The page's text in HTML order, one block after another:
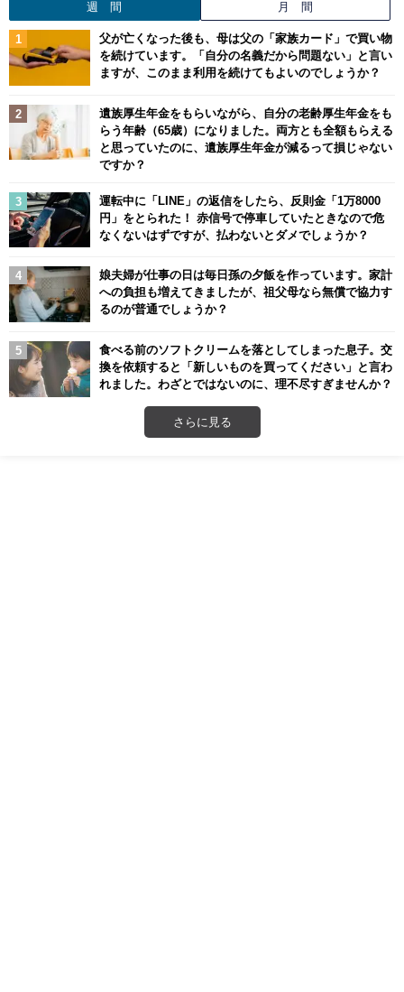
週 間 月 間
父が亡くなった後も、母は父の「家族カード」で買い物
を続けています。「自分の名義だから問題ない」と言い
ますが、このまま利用を続けてもよいのでしょうか？
遺族厚生年金をもらいながら、自分の老齢厚生年金をも
らう年齢（65歳）になりました。両方とも全額もらえる
と思っていたのに、遺族厚生年金が減るって損じゃない
ですか？
運転中に「LINE」の返信をしたら、反則金「1万8000
円」をとられた！ 赤信号で停車していたときなので危
なくないはずですが、払わないとダメでしょうか？
娘夫婦が仕事の日は毎日孫の夕飯を作っています。家計
への負担も増えてきましたが、祖父母なら無償で協力す
るのが普通でしょうか？
食べる前のソフトクリームを落としてしまった息子。交
換を依頼すると「新しいものを買ってください」と言わ
れました。わざとではないのに、理不尽すぎませんか？
さらに見る